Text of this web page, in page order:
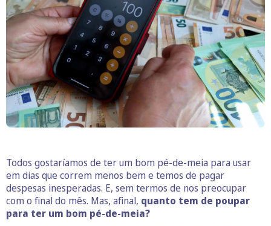
Todos gostaríamos de ter um bom pé-de-meia para usar
em dias que correm menos bem e temos de pagar
despesas inesperadas. E, sem termos de nos preocupar
com o final do mês. Mas, afinal, quanto tem de poupar
para ter um bom pé-de-meia?